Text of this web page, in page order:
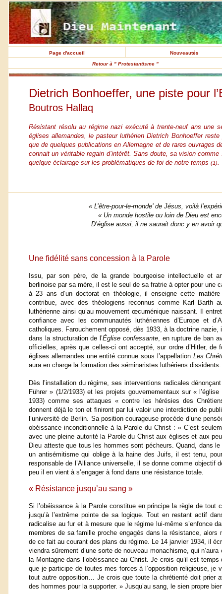
Page d'accueil
Nouveautés
Retour à " Protestantisme "
Dietrich Bonhoeffer, une piste pour
Boutros Hallaq
Résistant résolu au régime nazi exécuté à trente-neuf ans une
églises allemandes, le pasteur luthérien Dietrich Bonhoeffer
que de quelques publications en Allemagne et de rares ouvrages
connait un véritable regain d’intérêt. Sans doute, sa vision
quelque éclairage sur les problématiques de foi de notre temps (1).
« L’être-pour-le-monde’ de Jésus, voilà
« Un monde hostile ou loin de Dieu est
D’église aussi, il ne saurait donc y en avoir
Une fidélité sans concession à la Parole
Issu, par son père, de la grande bourgeoise intellectuelle et
berlinoise par sa mère, il est le seul de sa fratrie à opter pour une
à 23 ans d’un doctorat en théologie, il enseigne cette
contribue, avec des théologiens reconnus comme Karl Barth
luthérienne ainsi qu’au mouvement œcuménique naissant. Il
confiance avec les communautés luthériennes d’Europe et
catholiques. Farouchement opposé, dès 1933, à la doctrine nazie,
dans la structuration de l’Église confessante, en rupture de ban
officielles, après que celles-ci ont accepté, sur ordre d’Hitler, de
églises allemandes une entité connue sous l’appellationLes
aura en charge la formation des séminaristes luthériens dissidents.
Dès l’installation du régime, ses interventions radicales
Führer » (1/2/1933) et les projets gouvernementaux sur «
1933) comme ses attaques « contre les hérésies des
donnent déjà le ton et finiront par lui valoir une interdiction de
l’université de Berlin. Sa position courageuse procède d’une
obéissance inconditionnelle à la Parole du Christ : « C’est
avec une pleine autorité la Parole du Christ aux églises et aux
Dieu atteste que tous les hommes sont pécheurs. Quand, dans
un antisémitisme qui oblige à la haine des Juifs, il est tenu,
responsable de l’Alliance universelle, il se donne comme
peu il en vient à s’engager à fond dans une résistance totale.
« Résistance jusqu’au sang »
Si l’obéissance à la Parole constitue en principe la règle de
jusqu’à l’extrême pointe de sa logique. Tout en restant actif
radicalise au fur et à mesure que le régime lui-même s’enfonce
membres de sa famille proche engagés dans la résistance, alors
de ce fait au courant des plans du régime. Le 14 janvier 1934, il
viendra sûrement d’une sorte de nouveau monachisme, qui
la Montagne dans l’obéissance au Christ. Je crois qu’il est
que je participe de toutes mes forces à l’opposition religieuse, je
tout autre opposition… Je crois que toute la chrétienté doit prier
des hommes pour la supporter. » Jusqu’au sang, le sien propre